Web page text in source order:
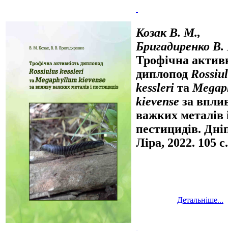
Козак В. М.,
Бригадиренко В.
Трофічна
диплопод
kessleri та
kievense за
важких металів
пестицидів.
Ліра, 2022. 105 с.
Детальніше...